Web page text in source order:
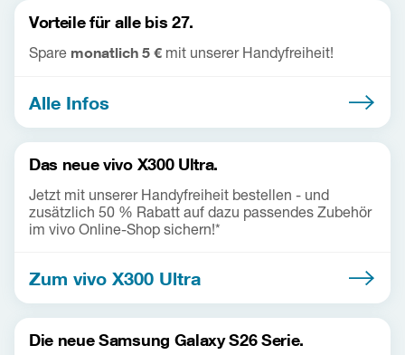
Vorteile für alle bis 27.
Spare monatlich 5 € mit unserer Handyfreiheit!
Alle Infos
Das neue vivo X300 Ultra.
Jetzt mit unserer Handyfreiheit bestellen - und
zusätzlich 50 % Rabatt auf dazu passendes Zubehör
im vivo Online-Shop sichern!*
Zum vivo X300 Ultra
Die neue Samsung Galaxy S26 Serie.